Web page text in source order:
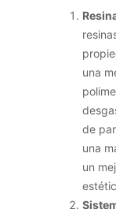
una
de
una
un